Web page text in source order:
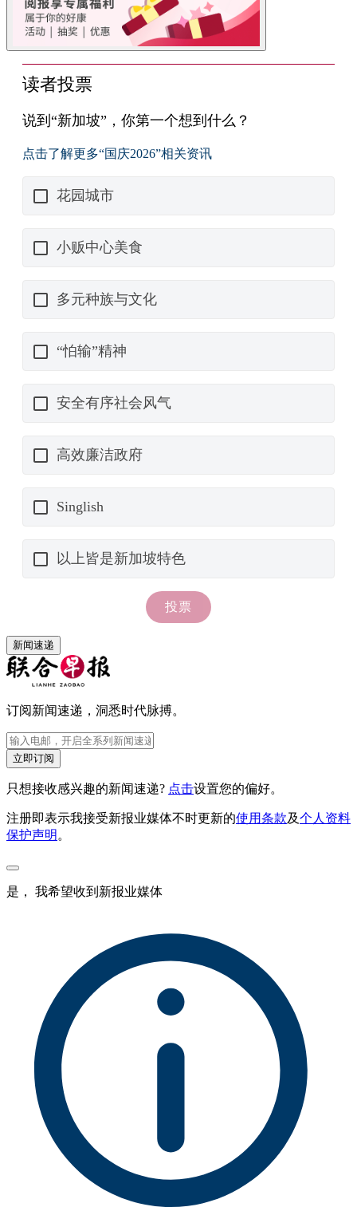
新闻速递
订阅新闻速递，洞悉时代脉搏。
立即订阅
只想接收感兴趣的新闻速递? 点击设置您的偏好。
注册即表示我接受新报业媒体不时更新的使用条款及个人资料
保护声明 。
是， 我希望收到新报业媒体